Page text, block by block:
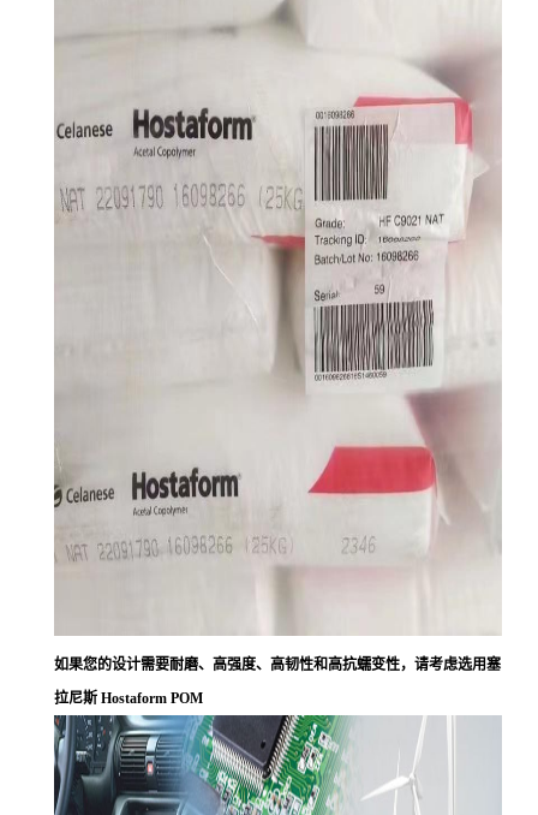
如果您的设计需要耐磨、高强度、高韧性和高抗蠕变性，请考虑选用塞
拉尼斯 Hostaform POM